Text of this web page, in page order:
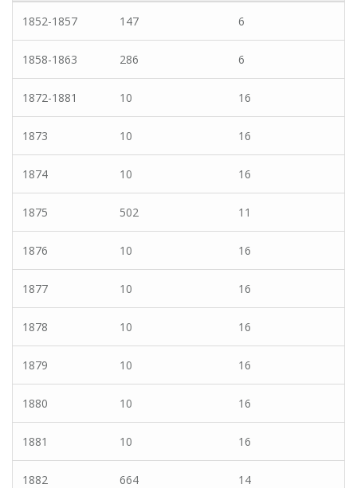
1852-1857 147 6
1858-1863 286 6
1872-1881 10 16
1873 10 16
1874 10 16
1875 502 11
1876 10 16
1877 10 16
1878 10 16
1879 10 16
1880 10 16
1881 10 16
1882 664 14